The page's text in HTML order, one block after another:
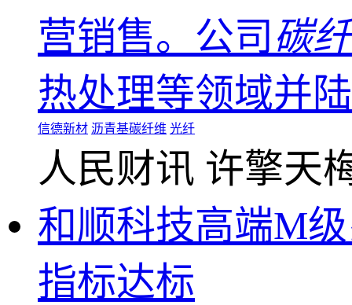
营销售。公司 碳
热处理等领域并
信德新材 沥青基碳纤维 光纤
人民财讯 许擎天
和顺科技高端M级
指标达标